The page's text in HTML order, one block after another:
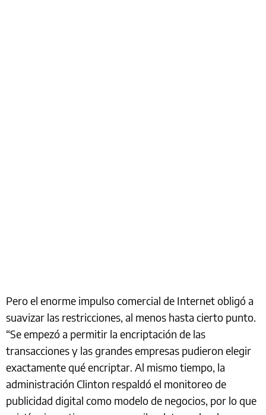
Pero el enorme impulso comercial de Internet obligó a
suavizar las restricciones, al menos hasta cierto punto.
“Se empezó a permitir la encriptación de las
transacciones y las grandes empresas pudieron elegir
exactamente qué encriptar. Al mismo tiempo, la
administración Clinton respaldó el monitoreo de
publicidad digital como modelo de negocios, por lo que